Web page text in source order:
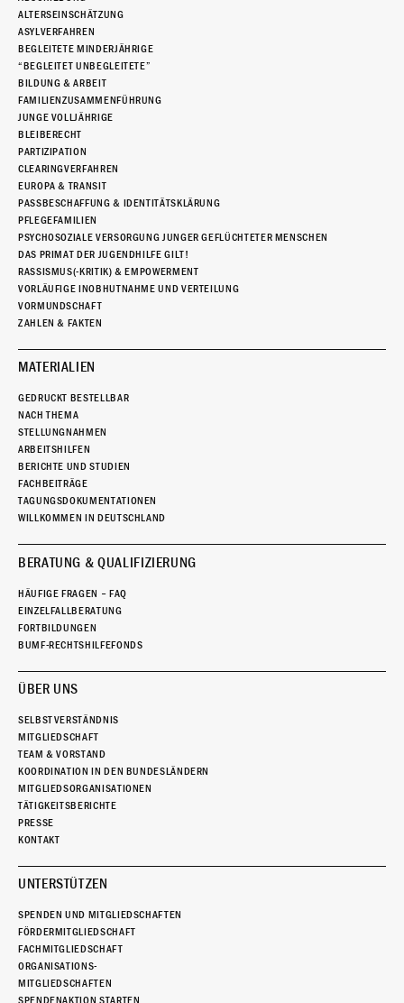
ALTERSEINSCHÄTZUNG
ASYLVERFAHREN
BEGLEITETE MINDERJÄHRIGE
“BEGLEITET UNBEGLEITETE”
BILDUNG & ARBEIT
FAMILIENZUSAMMENFÜHRUNG
JUNGE VOLLJÄHRIGE
BLEIBERECHT
PARTIZIPATION
CLEARINGVERFAHREN
EUROPA & TRANSIT
PASSBESCHAFFUNG & IDENTITÄTSKLÄRUNG
PFLEGEFAMILIEN
PSYCHOSOZIALE VERSORGUNG JUNGER GEFLÜCHTETER MENSCHEN
DAS PRIMAT DER JUGENDHILFE GILT!
RASSISMUS(-KRITIK) & EMPOWERMENT
VORLÄUFIGE INOBHUTNAHME UND VERTEILUNG
VORMUNDSCHAFT
ZAHLEN & FAKTEN
MATERIALIEN
GEDRUCKT BESTELLBAR
NACH THEMA
STELLUNGNAHMEN
ARBEITSHILFEN
BERICHTE UND STUDIEN
FACHBEITRÄGE
TAGUNGSDOKUMENTATIONEN
WILLKOMMEN IN DEUTSCHLAND
BERATUNG & QUALIFIZIERUNG
HÄUFIGE FRAGEN – FAQ
EINZELFALLBERATUNG
FORTBILDUNGEN
BUMF-RECHTSHILFEFONDS
ÜBER UNS
SELBSTVERSTÄNDNIS
MITGLIEDSCHAFT
TEAM & VORSTAND
KOORDINATION IN DEN BUNDESLÄNDERN
MITGLIEDSORGANISATIONEN
TÄTIGKEITSBERICHTE
PRESSE
KONTAKT
UNTERSTÜTZEN
SPENDEN UND MITGLIEDSCHAFTEN
FÖRDERMITGLIEDSCHAFT
FACHMITGLIEDSCHAFT
ORGANISATIONS-
MITGLIEDSCHAFTEN
SPENDENAKTION STARTEN